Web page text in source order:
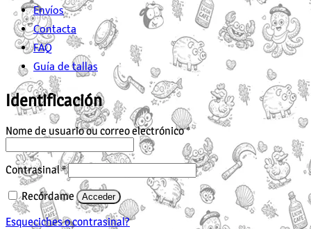
Envíos
Contacta
FAQ
Guía de tallas
Identificación
Nome de usuario ou correo electrónico*Obrigatorio
Contrasinal*Obrigatorio
Recórdame Acceder
Esqueciches o contrasinal?